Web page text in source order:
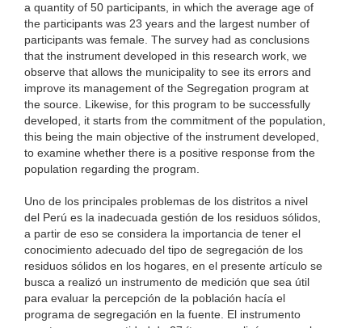
a quantity of 50 participants, in which the average age of
the participants was 23 years and the largest number of
participants was female. The survey had as conclusions
that the instrument developed in this research work, we
observe that allows the municipality to see its errors and
improve its management of the Segregation program at
the source. Likewise, for this program to be successfully
developed, it starts from the commitment of the population,
this being the main objective of the instrument developed,
to examine whether there is a positive response from the
population regarding the program.
Uno de los principales problemas de los distritos a nivel
del Perú es la inadecuada gestión de los residuos sólidos,
a partir de eso se considera la importancia de tener el
conocimiento adecuado del tipo de segregación de los
residuos sólidos en los hogares, en el presente artículo se
busca a realizó un instrumento de medición que sea útil
para evaluar la percepción de la población hacía el
programa de segregación en la fuente. El instrumento